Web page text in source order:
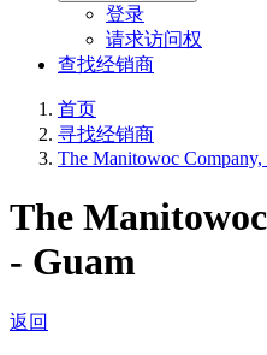
登录
请求访问权
查找经销商
首页
寻找经销商
The Manitowoc
The
- Guam
返回